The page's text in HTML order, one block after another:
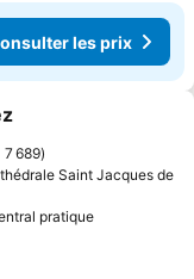
les prix
favoris
7 689
Saint Jacques de
pratique